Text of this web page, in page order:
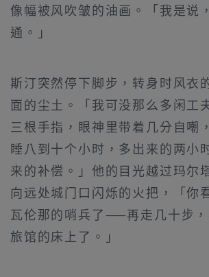
像幅被风吹皱的油画。「我是说
通。」
斯汀突然停下脚步，转身时风衣
面的尘土。「我可没那么多闲工
三根手指，眼神里带着几分自嘲
睡八到十个小时，多出来的两小
来的补偿。」他的目光越过玛尔
向远处城门口闪烁的火把，「你
瓦伦那的哨兵了——再走几十步
旅馆的床上了。」